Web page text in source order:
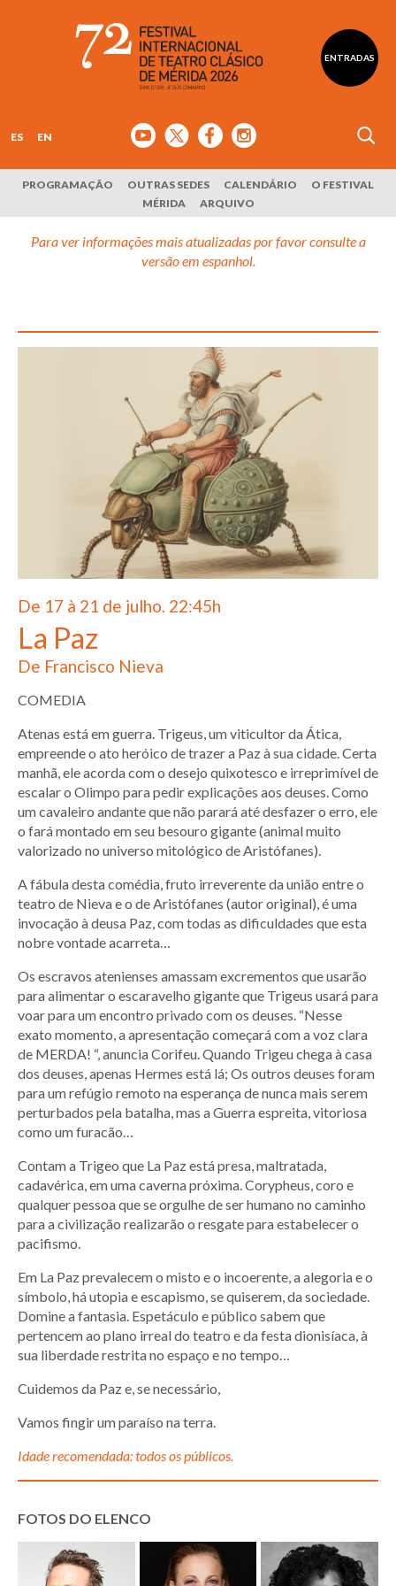
ENTRADAS
ES EN
PROGRAMAÇÃO OUTRAS SEDES CALENDÁRIO
O FESTIVAL
MÉRIDA
ARQUIVO
Para ver informações mais atualizadas por favor consulte a
versão em espanhol.
De 17 à 21 de julho. 22:45h
La Paz
De Francisco Nieva
COMEDIA
Atenas está em guerra. Trigeus, um viticultor da Ática,
empreende o ato heróico de trazer a Paz à sua cidade. Certa
manhã, ele acorda com o desejo quixotesco e irreprimível de
escalar o Olimpo para pedir explicações aos deuses. Como
um cavaleiro andante que não parará até desfazer o erro, ele
o fará montado em seu besouro gigante (animal muito
valorizado no universo mitológico de Aristófanes).
A fábula desta comédia, fruto irreverente da união entre o
teatro de Nieva e o de Aristófanes (autor original), é uma
invocação à deusa Paz, com todas as dificuldades que esta
nobre vontade acarreta…
Os escravos atenienses amassam excrementos que usarão
para alimentar o escaravelho gigante que Trigeus usará para
voar para um encontro privado com os deuses. “Nesse
exato momento, a apresentação começará com a voz clara
de MERDA! “, anuncia Corifeu. Quando Trigeu chega à casa
dos deuses, apenas Hermes está lá; Os outros deuses foram
para um refúgio remoto na esperança de nunca mais serem
perturbados pela batalha, mas a Guerra espreita, vitoriosa
como um furacão…
Contam a Trigeo que La Paz está presa, maltratada,
cadavérica, em uma caverna próxima. Corypheus, coro e
qualquer pessoa que se orgulhe de ser humano no caminho
para a civilização realizarão o resgate para estabelecer o
pacifismo.
Em La Paz prevalecem o misto e o incoerente, a alegoria e o
símbolo, há utopia e escapismo, se quiserem, da sociedade.
Domine a fantasia. Espetáculo e público sabem que
pertencem ao plano irreal do teatro e da festa dionisíaca, à
sua liberdade restrita no espaço e no tempo…
Cuidemos da Paz e, se necessário,
Vamos fingir um paraíso na terra.
Idade recomendada: todos os públicos.
FOTOS DO ELENCO